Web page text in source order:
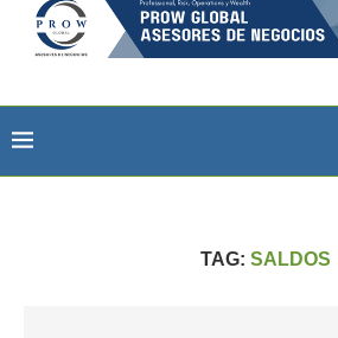
TAG: SALDOS